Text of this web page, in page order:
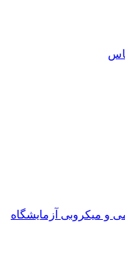
و میکروبی آزمایشگاه